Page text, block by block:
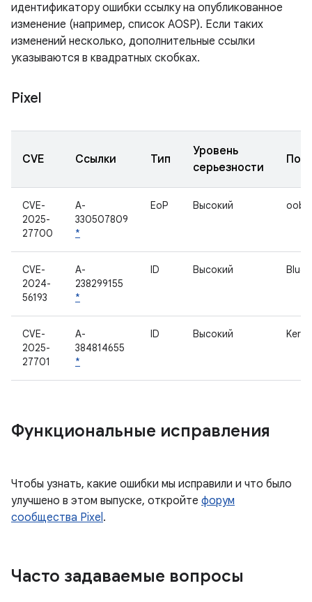
идентификатору ошибки ссылку на опубликованное
изменение (например, список AOSP). Если таких
изменений несколько, дополнительные ссылки
указываются в квадратных скобках.
Pixel
CVE Ссылки Тип
Уровень
серьезности
CVE-
2025-
27700
A-
330507809
*
EoP Высокий
CVE-
2024-
56193
A-
238299155
*
ID Высокий
CVE-
2025-
27701
A-
384814655
*
ID Высокий
Функциональные исправления
Чтобы узнать, какие ошибки мы исправили и что было
улучшено в этом выпуске, откройте форум
сообщества Pixel.
Часто задаваемые вопросы